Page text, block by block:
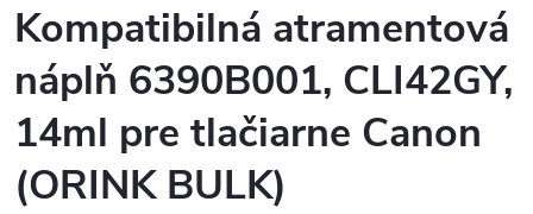
Kompatibilná atramentová
náplň 6390B001, CLI42GY,
14ml pre tlačiarne Canon
(ORINK BULK)